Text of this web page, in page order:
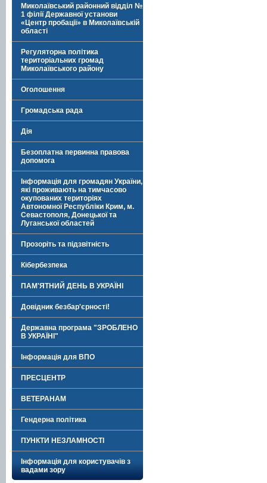
Миколаївський районний відділ №
1 філії Державної установи
«Центр пробації» в Миколаївській
області
Регуляторна політика
територіальних громад
Миколаївського району
Оголошення
Громадська рада
Дія
Безоплатна первинна правова
допомога
Інформація для громадян України,
які проживають на тимчасово
окупованих територіях
Автономної Республіки Крим, м.
Севастополя, Донецької та
Луганської областей
Прозоріть та підзвітність
Кібербезпека
ПАМ'ЯТНИЙ ДЕНЬ В УКРАЇНІ
Довідник безбар'єрності!
Державна програма "ЗРОБЛЕНО
В УКРАЇНІ"
Інформація для ВПО
ПРЕСЦЕНТР
ВЕТЕРАНАМ
Гендерна політика
ПУНКТИ НЕЗЛАМНОСТІ
Інформація для користувачів з
вадами зору